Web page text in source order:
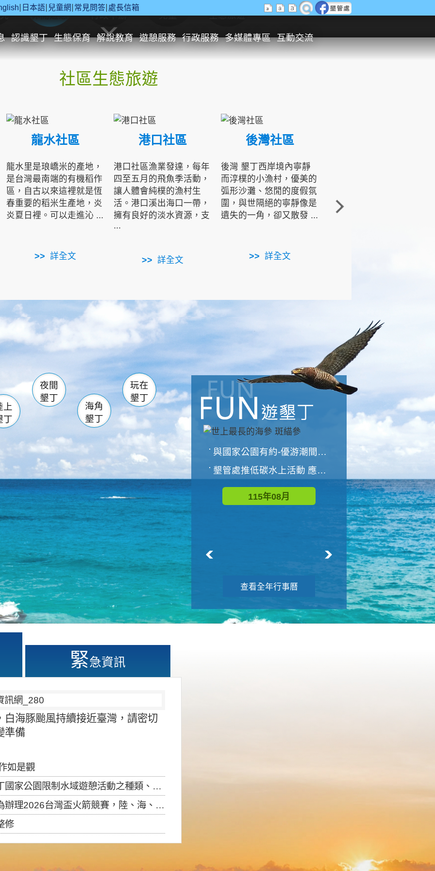
日本語 兒童網 常見問答 處長信箱
認識墾丁 生態保育 解說教育 遊憩服務 行政服務 多媒體專區 互動交流
休閒遊憩 行政申辦 兒童 生態旅遊
社區生態旅遊
龍水社區
龍水里是琅嶠米的產地，
是台灣最南端的有機稻作
區，自古以來這裡就是恆
春重要的稻米生產地，炎
炎夏日裡。可以走進沁 ...
詳全文
港口社區
港口社區漁業發達，每年
四至五月的飛魚季活動，
讓人體會純樸的漁村生
活。港口溪出海口一帶，
擁有良好的淡水資源，支
...
詳全文
後灣社區
後灣 墾丁西岸境內寧靜
而淳樸的小漁村，優美的
弧形沙灘、悠閒的度假氛
圍，與世隔絕的寧靜像是
遺失的一角，卻又散發 ...
詳全文
角的端點，冬季海浪拍打
著礁岸，旺盛的侵蝕作
南仁湖
滿州 佳樂水
森林遊樂區
墾管處遊客中心
社頂公園 風吹沙
船帆石 龍磐公園
香蕉灣 龍坑
鵝鑾鼻
上
丁
夜間
墾丁
海角
墾丁
玩在
墾丁
與國家公園有約-優游潮間探險者
墾管處推低碳水上活動 應屆畢業生限額免費參加
115年08月
世界地球清潔日 墾管處辦理「2026年墾丁國家公園沙灘淨灘活動
115年09月
查看全年行事曆
緊急資訊
海豚颱風持續接近臺灣，請密切
準備
如是觀
制水域遊憩活動之種類、範圍、時間及行為」，自即日生效。
盃火箭競賽，陸、海、空域警戒及協調相關事宜，因颱風備案事宜
修